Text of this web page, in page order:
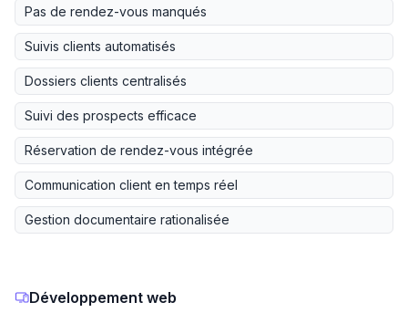
Pas de rendez-vous manqués
Suivis clients automatisés
Dossiers clients centralisés
Suivi des prospects efficace
Réservation de rendez-vous intégrée
Communication client en temps réel
Gestion documentaire rationalisée
Développement web